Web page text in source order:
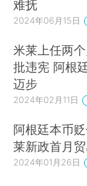
难抚
2024年06月15日
米莱上任两
批违宪 阿根
迈步
2024年02月11日
阿根廷本币
莱新政首月
2024年01月26日